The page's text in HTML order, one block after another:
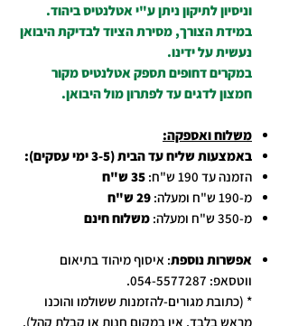
וניסיון לתיקון ניתן ע"י אטלנטיס ביהוד.
במידת הצורך, מסירת הציוד לבדיקת היבואן
נעשית על ידינו.
במקרים דחופים תספק אטלנטיס מקור
חמצון לדגים עד לפתרון מול היבואן.
משלוח ואספקה:
באמצעות שליח עד הבית (3-5 ימי עסקים):
הזמנה עד 190 ש"ח:
35 ש"ח
מ-190 ש"ח ומעלה:
29 ש"ח
מ-350 ש"ח ומעלה:
משלוח חינם
אפשרות נוספת: איסוף מיהוד בתיאום
ווטסאפ: 054-5577287.
* (כתובת מגורים-להזמנות ששולמו והוכנו
מראש בלבד, אין במקום חנות או קבלת קהל).